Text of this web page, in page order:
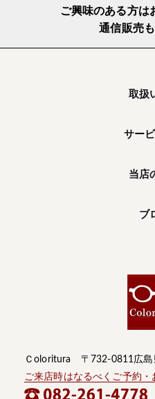
ご興味のある方は
通信販売
取扱
サー
当店
ブ
Ｃoloritura 〒732-0811広島
ご来店時はなるべくご予約・